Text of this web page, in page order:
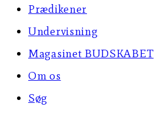
Prædikener
Undervisning
Magasinet BUDSKABET
Om os
Søg